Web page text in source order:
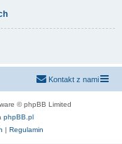
Kontakt z nami
© phpBB Limited
phpBB.pl
| Regulamin